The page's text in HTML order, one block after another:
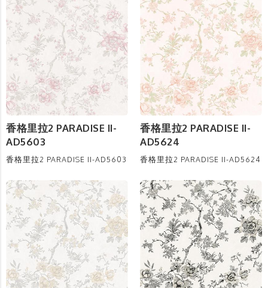
香格里拉2 PARADISE II-
AD5603
香格里拉2 PARADISE II-AD5603
香格里拉2 PARADISE II-
AD5624
香格里拉2 PARADISE II-AD5624